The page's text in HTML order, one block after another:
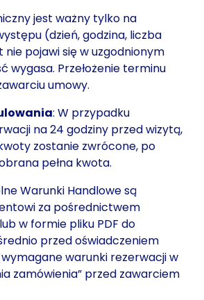
jest ważny tylko na
(dzień, godzina, liczba
nie pojawi się w uzgodnionym
wygasa. Przełożenie terminu
umowy.
: W przypadku
na 24 godziny przed wizytą,
zostanie zwrócone, po
pełna kwota.
Warunki Handlowe są
za pośrednictwem
w formie pliku PDF do
przed oświadczeniem
wymagane warunki rezerwacji w
zamówienia” przed zawarciem